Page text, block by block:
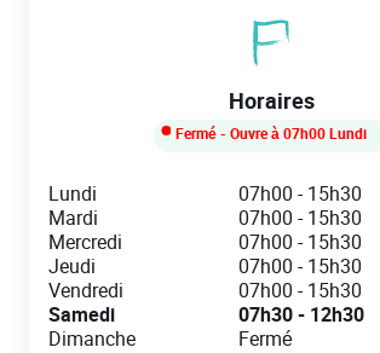
Horaires
Fermé- Ouvre à 07h00Lundi
Day of the Week
Lundi 07h00 -15h30
Mardi
07h00 -15h30
Mercredi
07h00 -15h30
Jeudi
07h00 -15h30
Vendredi
07h00 -15h30
Samedi
07h30- 12h30
Dimanche
Fermé